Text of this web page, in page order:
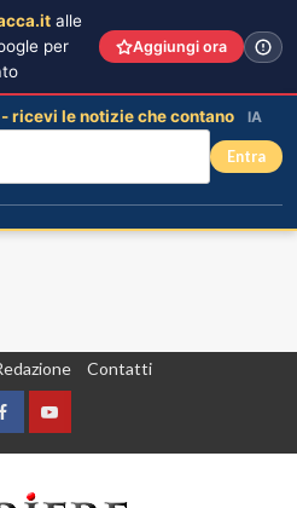
Contatti
FacebookYountube
alle
per
Aggiungi ora
ricevi le notizie che contano IA
Entra